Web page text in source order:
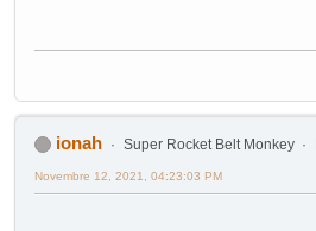
ionah Super Rocket Belt Monkey
Novembre 12, 2021, 04:23:03 PM